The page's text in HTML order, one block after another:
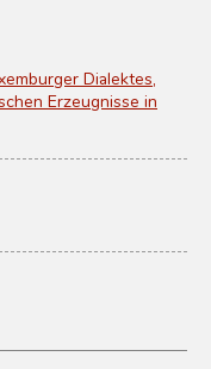
Dialektes,
Erzeugnisse in